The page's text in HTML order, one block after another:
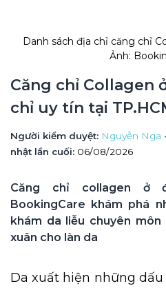
Danh sách địa chỉ căng chỉ
Ảnh:
Căng chỉ Collagen
chỉ uy tín tại
Người kiểm duyệt: Nguyễn Nga
nhật lần cuối: 06/08/2026
Căng chỉ collagen ở
BookingCare khám phá
khám da liễu chuyên
xuân cho làn da
Da xuất hiện những